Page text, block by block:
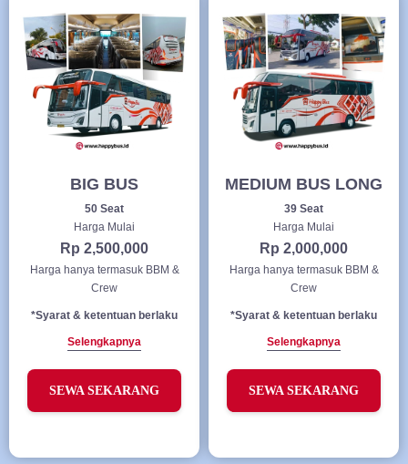
BIG BUS
50 Seat
Harga Mulai
Rp 2,500,000
Harga hanya termasuk BBM &
Crew
*Syarat & ketentuan berlaku
Selengkapnya
SEWA SEKARANG
MEDIUM BUS LONG
39 Seat
Harga Mulai
Rp 2,000,000
Harga hanya termasuk BBM &
Crew
*Syarat & ketentuan berlaku
Selengkapnya
SEWA SEKARANG